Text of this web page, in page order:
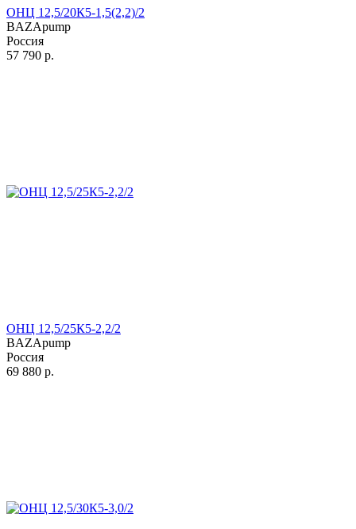
ОНЦ 12,5/20К5-1,5(2,2)/2
BAZApump
Россия
57 790 р.
ОНЦ 12,5/25К5-2,2/2
BAZApump
Россия
69 880 р.